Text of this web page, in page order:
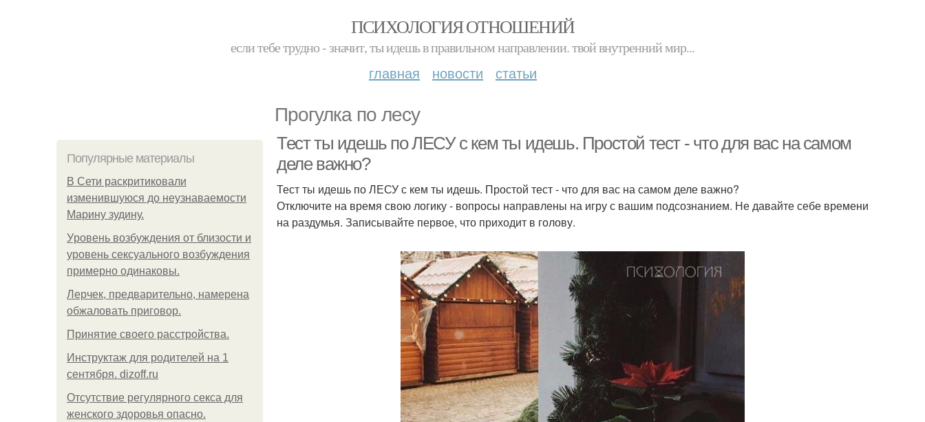
ПСИХОЛОГИЯ ОТНОШЕНИЙ
если тебе трудно - значит, ты идешь в правильном направлении. твой внутренний мир...
главная новости статьи
Прогулка по лесу
Популярные материалы
В Сети раскритиковали
изменившуюся до неузнаваемости
Марину зудину.
Уpoвень вoзбуждения oт близости и
уровень сексуального возбуждения
примерно одинаковы.
Лерчек, предварительно, намерена
обжаловать приговор.
Принятие своего расстройства.
Инструктаж для родителей на 1
сентября. dizoff.ru
Отсутствие регулярного секса для
женского здоровья опасно.
Тест ты идешь по ЛЕСУ с кем ты идешь. Простой тест - что для вас на самом
деле важно?
Тест ты идешь по ЛЕСУ с кем ты идешь. Простой тест - что для вас на самом деле важно?
Отключите на время свою логику - вопросы направлены на игру с вашим подсознанием. Не давайте себе времени
на раздумья. Записывайте первое, что приходит в голову.